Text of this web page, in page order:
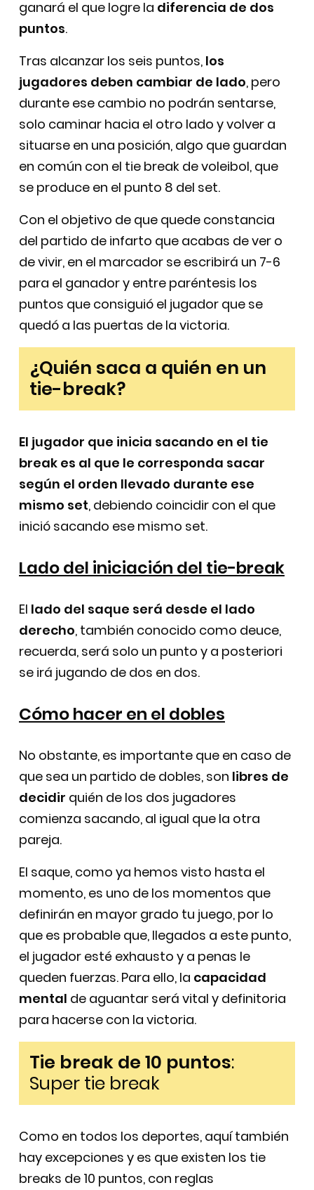
ganará el que logre la diferencia de dos
puntos.
Tras alcanzar los seis puntos, los
jugadores deben cambiar de lado, pero
durante ese cambio no podrán sentarse,
solo caminar hacia el otro lado y volver a
situarse en una posición, algo que guardan
en común con el tie break de voleibol, que
se produce en el punto 8 del set.
Con el objetivo de que quede constancia
del partido de infarto que acabas de ver o
de vivir, en el marcador se escribirá un 7-6
para el ganador y entre paréntesis los
puntos que consiguió el jugador que se
quedó a las puertas de la victoria.
¿Quién saca a quién en un
tie-break?
El jugador que inicia sacando en el tie
break es al que le corresponda sacar
según el orden llevado durante ese
mismo set, debiendo coincidir con el que
inició sacando ese mismo set.
Lado del iniciación del tie-break
El lado del saque será desde el lado
derecho, también conocido como deuce,
recuerda, será solo un punto y a posteriori
se irá jugando de dos en dos.
Cómo hacer en el dobles
No obstante, es importante que en caso de
que sea un partido de dobles, son libres de
decidir quién de los dos jugadores
comienza sacando, al igual que la otra
pareja.
El saque, como ya hemos visto hasta el
momento, es uno de los momentos que
definirán en mayor grado tu juego, por lo
que es probable que, llegados a este punto,
el jugador esté exhausto y a penas le
queden fuerzas. Para ello, la capacidad
mental de aguantar será vital y definitoria
para hacerse con la victoria.
Tie break de 10 puntos:
Super tie break
Como en todos los deportes, aquí también
hay excepciones y es que existen los tie
breaks de 10 puntos, con reglas